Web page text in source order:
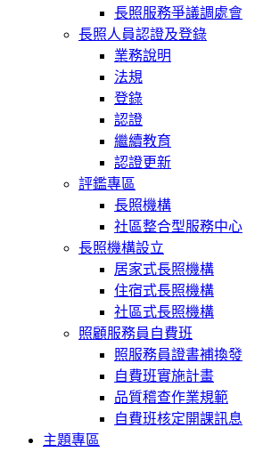
長照服務爭議調處會
長照人員認證及登錄
業務說明
法規
登錄
認證
繼續教育
認證更新
評鑑專區
長照機構
社區整合型服務中心
長照機構設立
居家式長照機構
住宿式長照機構
社區式長照機構
照顧服務員自費班
照服務員證書補換發
自費班實施計畫
品質稽查作業規範
自費班核定開課訊息
主題專區